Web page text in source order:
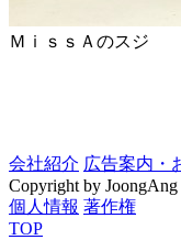
ＭｉｓｓＡのスジ
会社紹介 広告案内・
Copyright by
個人情報 著作権
TOP